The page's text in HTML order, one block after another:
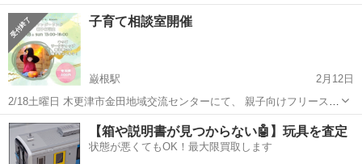
日限定 親子ひろば」～ベビーも パパも プレママも～ １日限定開催
イベント！商業施設内で安心♪ お子様の様子に合わせて途中入退場も
可能です🙆‍♀️...
千葉 木更津市 木更津駅 育児
子育て相談室開催
巌根駅
2月12日
2/18土曜日 木更津市金田地域交流センターにて、 親子向けフリースク
ールと、ヒーリングの体験イベントを開催します！ お子さまが魔法使
いの帽子を作れるキッズワークショップを楽しんでいる間に、 大人の
方はヒーリング体験、子育て...
千葉 木更津市 巌根駅 育児 ヒーリング
【箱や説明書が見つからない🤖】玩具を査定
状態が悪くてもOK！最大限買取します